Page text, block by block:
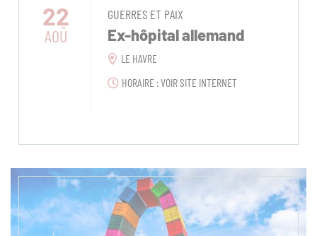
22
AOÛ
GUERRES ET PAIX
Ex-hôpital allemand
LE HAVRE
HORAIRE : VOIR SITE INTERNET